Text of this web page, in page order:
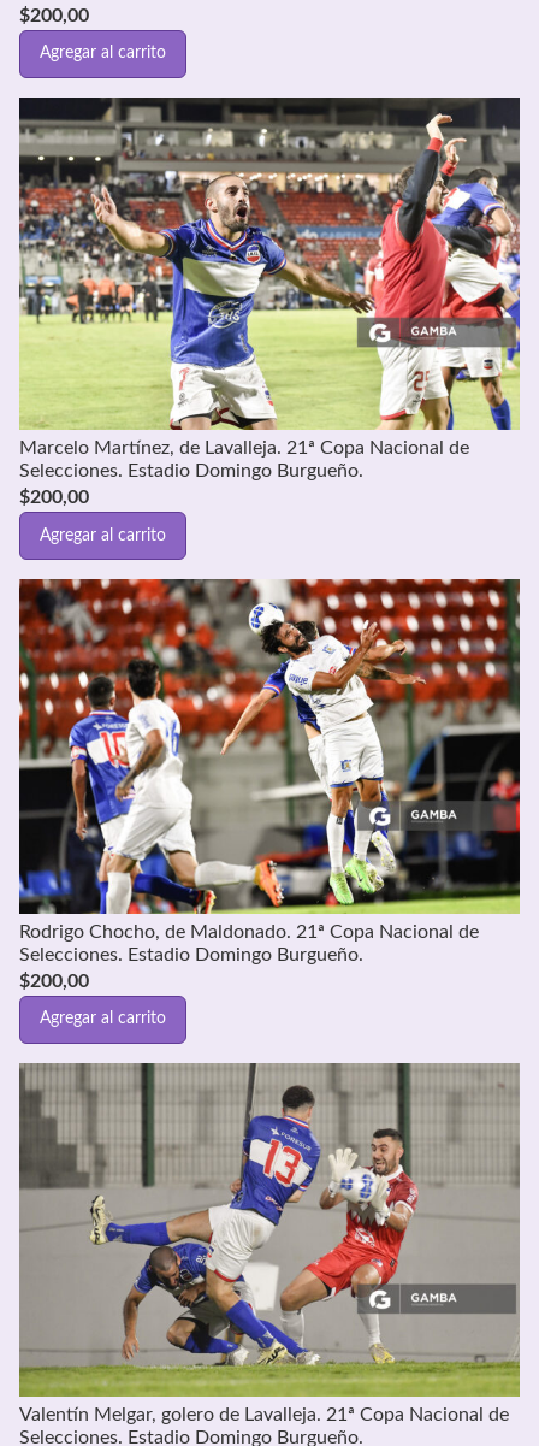
$200,00
Agregar al carrito
Marcelo Martínez, de Lavalleja. 21ª Copa Nacional de
Selecciones. Estadio Domingo Burgueño.
$200,00
Agregar al carrito
Rodrigo Chocho, de Maldonado. 21ª Copa Nacional de
Selecciones. Estadio Domingo Burgueño.
$200,00
Agregar al carrito
Valentín Melgar, golero de Lavalleja. 21ª Copa Nacional de
Selecciones. Estadio Domingo Burgueño.